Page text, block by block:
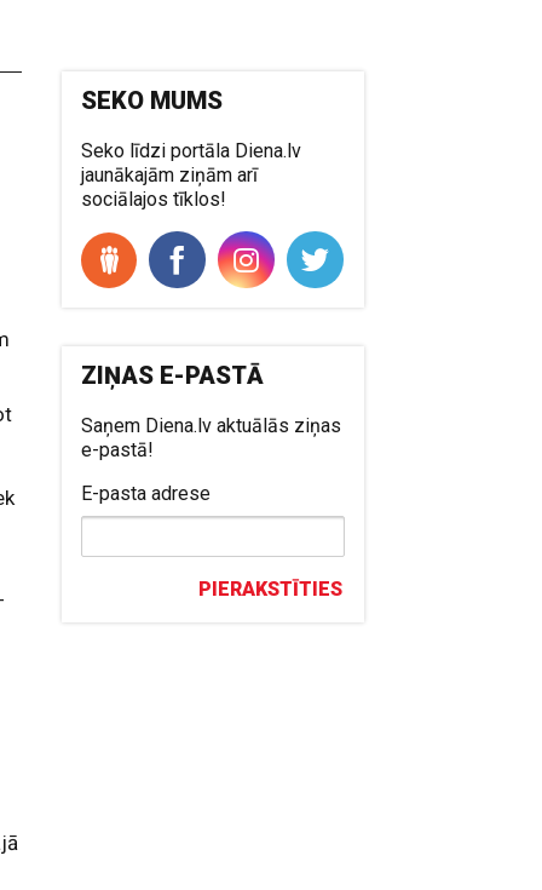
SEKO MUMS
Seko līdzi portāla Diena.lv
jaunākajām ziņām arī
sociālajos tīklos!
ZIŅAS E-PASTĀ
Saņem Diena.lv aktuālās ziņas
e-pastā!
E-pasta adrese
PIERAKSTĪTIES